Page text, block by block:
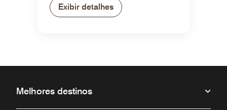
Exibir detalhes
Melhores destinos